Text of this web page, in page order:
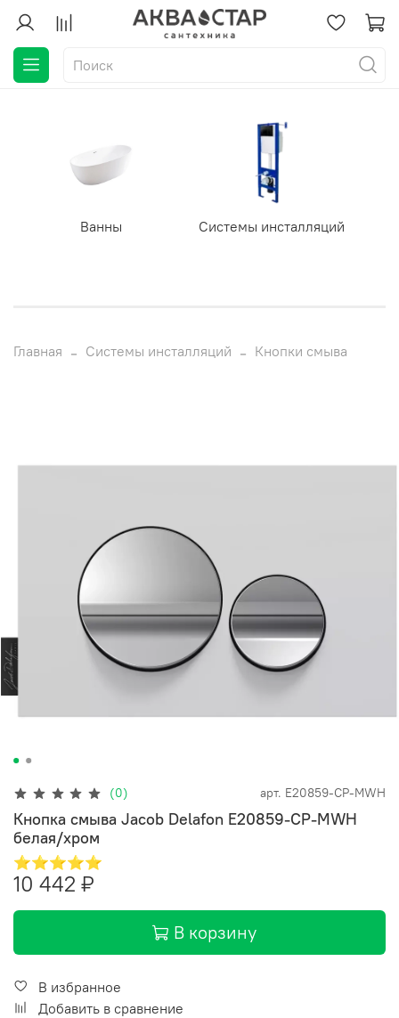
Ванны Системы инсталляций
Главная Системы инсталляций Кнопки смыва
(0) арт. E20859-CP-MWH
Кнопка смыва Jacob Delafon E20859-CP-MWH
белая/хром
⭐⭐⭐⭐⭐
10 442 ₽
В корзину
В избранное
Добавить в сравнение